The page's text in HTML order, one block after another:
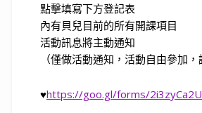
點擊填寫下方登記表
內有貝兒目前的所有開課項目
活動訊息將主動通知
（僅做活動通知，活動自由參加，
♥https://goo.gl/forms/